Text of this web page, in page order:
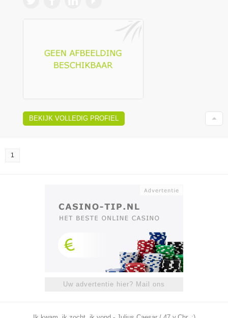
BEKIJK VOLLEDIG PROFIEL
1
Uw advertentie hier? Mail ons